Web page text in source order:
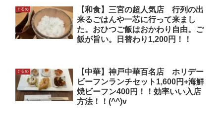
ぐるめ
【和食】三宮の超人気店 行列の出
来るごはんや一芯に行って来まし
た。おひつご飯はおかわり自由。ご
飯が旨い。日替わり1,200円！！
ぐるめ
【中華】神戸中華百名店 ホリデー
ビーフンランチセット1,600円+海鮮
焼ビーフン400円！！効率いい入店
方法！！(^^)v